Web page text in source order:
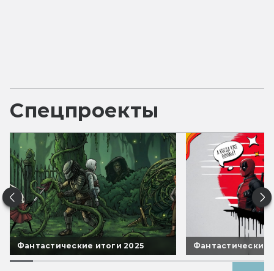
Спецпроекты
Фантастические итоги 2025 Фантастические